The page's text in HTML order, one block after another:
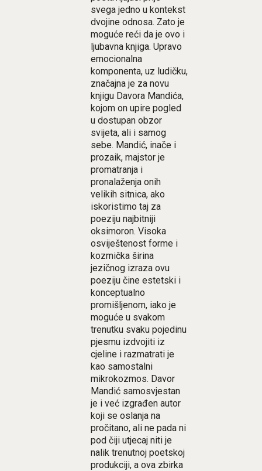
svega jedno u kontekst
dvojine odnosa. Zato je
moguće reći da je ovo i
ljubavna knjiga. Upravo
emocionalna
komponenta, uz ludičku,
značajna je za novu
knjigu Davora Mandića,
kojom on upire pogled
u dostupan obzor
svijeta, ali i samog
sebe. Mandić, inače i
prozaik, majstor je
promatranja i
pronalaženja onih
velikih sitnica, ako
iskoristimo taj za
poeziju najbitniji
oksimoron. Visoka
osviještenost forme i
kozmička širina
jezičnog izraza ovu
poeziju čine estetski i
konceptualno
promišljenom, iako je
moguće u svakom
trenutku svaku pojedinu
pjesmu izdvojiti iz
cjeline i razmatrati je
kao samostalni
mikrokozmos. Davor
Mandić samosvjestan
je i već izgrađen autor
koji se oslanja na
pročitano, ali ne pada ni
pod čiji utjecaj niti je
nalik trenutnoj poetskoj
produkciji, a ova zbirka